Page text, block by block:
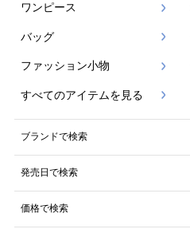
ワンピース
バッグ
ファッション小物
すべてのアイテムを見る
ブランドで検索
発売日で検索
価格で検索